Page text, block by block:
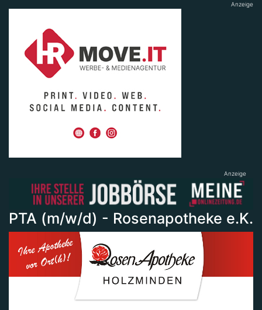
Anzeige
Anzeige
PTA (m/w/d) - Rosenapotheke e.K.